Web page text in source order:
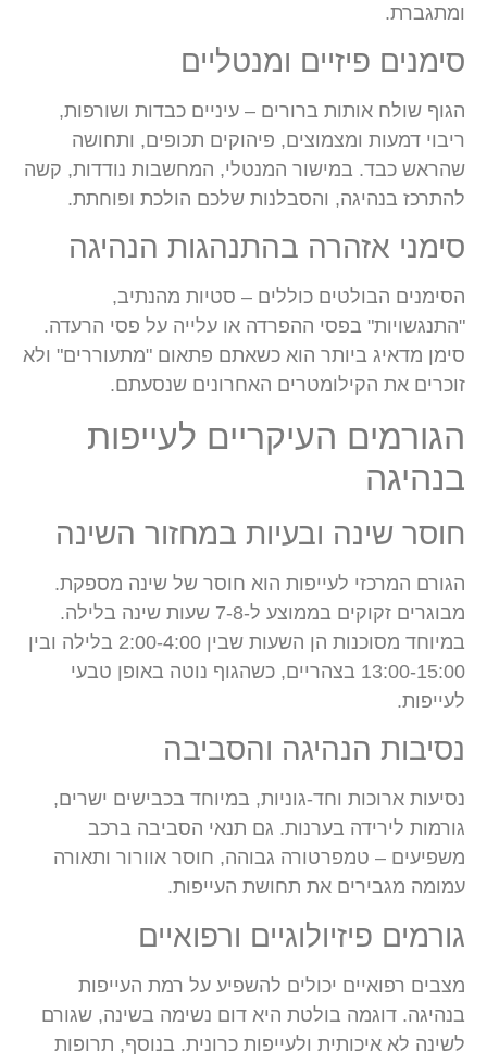
ומתגברת.
סימנים פיזיים ומנטליים
הגוף שולח אותות ברורים – עיניים כבדות ושורפות,
ריבוי דמעות ומצמוצים, פיהוקים תכופים, ותחושה
שהראש כבד. במישור המנטלי, המחשבות נודדות, קשה
להתרכז בנהיגה, והסבלנות שלכם הולכת ופוחתת.
סימני אזהרה בהתנהגות הנהיגה
הסימנים הבולטים כוללים – סטיות מהנתיב,
"התנגשויות" בפסי ההפרדה או עלייה על פסי הרעדה.
סימן מדאיג ביותר הוא כשאתם פתאום "מתעוררים" ולא
זוכרים את הקילומטרים האחרונים שנסעתם.
הגורמים העיקריים לעייפות
בנהיגה
חוסר שינה ובעיות במחזור השינה
הגורם המרכזי לעייפות הוא חוסר של שינה מספקת.
מבוגרים זקוקים בממוצע ל-7-8 שעות שינה בלילה.
במיוחד מסוכנות הן השעות שבין 2:00-4:00 בלילה ובין
13:00-15:00 בצהריים, כשהגוף נוטה באופן טבעי
לעייפות.
נסיבות הנהיגה והסביבה
נסיעות ארוכות וחד-גוניות, במיוחד בכבישים ישרים,
גורמות לירידה בערנות. גם תנאי הסביבה ברכב
משפיעים – טמפרטורה גבוהה, חוסר אוורור ותאורה
עמומה מגבירים את תחושת העייפות.
גורמים פיזיולוגיים ורפואיים
מצבים רפואיים יכולים להשפיע על רמת העייפות
בנהיגה. דוגמה בולטת היא דום נשימה בשינה, שגורם
לשינה לא איכותית ולעייפות כרונית. בנוסף, תרופות